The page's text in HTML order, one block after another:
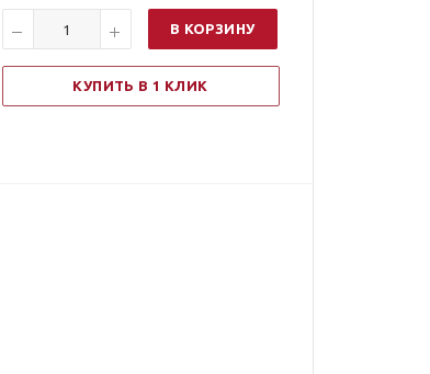
В КОРЗИНУ
КУПИТЬ В 1 КЛИК